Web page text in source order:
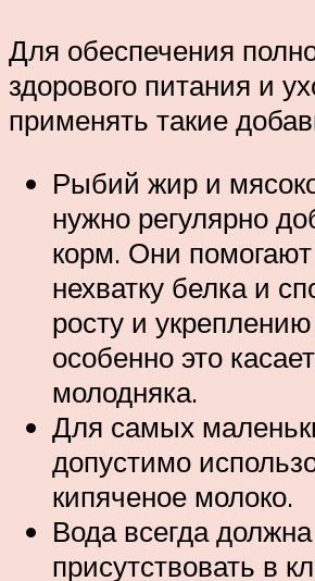
Для обеспечения
здорового питания и
применять такие
Рыбий жир и
нужно регулярно
корм. Они
нехватку белка и
росту и укреплению
особенно это
молодняка.
Для самых
допустимо
кипяченое молоко.
Вода всегда должна
присутствовать в